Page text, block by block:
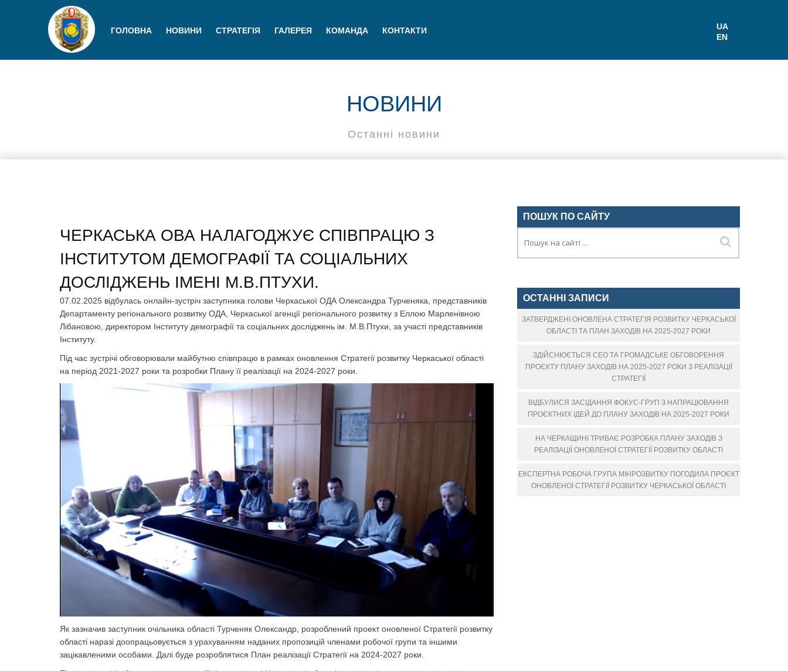
ГОЛОВНА НОВИНИ СТРАТЕГІЯ ГАЛЕРЕЯ КОМАНДА КОНТАКТИ
UA
EN
НОВИНИ
Останні новини
ЧЕРКАСЬКА ОВА НАЛАГОДЖУЄ СПІВПРАЦЮ З
ІНСТИТУТОМ ДЕМОГРАФІЇ ТА СОЦІАЛЬНИХ
ДОСЛІДЖЕНЬ ІМЕНІ М.В.ПТУХИ.
07.02.2025 відбулась онлайн-зустріч заступника голови Черкаської ОДА Олександра Турченяка, представників
Департаменту регіонального розвитку ОДА, Черкаської агенції регіонального розвитку з Еллою Марленівною
Лібановою, директором Інституту демографії та соціальних досліджень ім. М.В.Птухи, за участі представників
Інституту.
Під час зустрічі обговорювали майбутню співпрацю в рамках оновлення Стратегії розвитку Черкаської області
на період 2021-2027 роки та розробки Плану її реалізації на 2024-2027 роки.
Як зазначив заступник очільника області Турченяк Олександр, розроблений проект оновленої Стратегії розвитку
області наразі доопрацьовується з урахуванням наданих пропозицій членами робочої групи та іншими
зацікавленими особами. Далі буде розроблятися План реалізації Стратегії на 2024-2027 роки.
ПОШУК ПО САЙТУ
ОСТАННІ ЗАПИСИ
ЗАТВЕРДЖЕНІ ОНОВЛЕНА СТРАТЕГІЯ РОЗВИТКУ ЧЕРКАСЬКОЇ
ОБЛАСТІ ТА ПЛАН ЗАХОДІВ НА 2025-2027 РОКИ
ЗДІЙСНЮЄТЬСЯ СЕО ТА ГРОМАДСЬКЕ ОБГОВОРЕННЯ
ПРОЄКТУ ПЛАНУ ЗАХОДІВ НА 2025-2027 РОКИ З РЕАЛІЗАЦІЇ
СТРАТЕГІЇ
ВІДБУЛИСЯ ЗАСІДАННЯ ФОКУС-ГРУП З НАПРАЦЮВАННЯ
ПРОЄКТНИХ ІДЕЙ ДО ПЛАНУ ЗАХОДІВ НА 2025-2027 РОКИ
НА ЧЕРКАЩИНІ ТРИВАЄ РОЗРОБКА ПЛАНУ ЗАХОДІВ З
РЕАЛІЗАЦІЇ ОНОВЛЕНОЇ СТРАТЕГІЇ РОЗВИТКУ ОБЛАСТІ
ЕКСПЕРТНА РОБОЧА ГРУПА МІНРОЗВИТКУ ПОГОДИЛА ПРОЄКТ
ОНОВЛЕНОЇ СТРАТЕГІЇ РОЗВИТКУ ЧЕРКАСЬКОЇ ОБЛАСТІ